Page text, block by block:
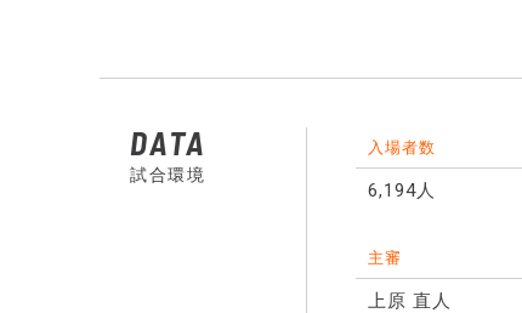
DATA
試合環境
入場者数
6,194人
主審
上原 直人